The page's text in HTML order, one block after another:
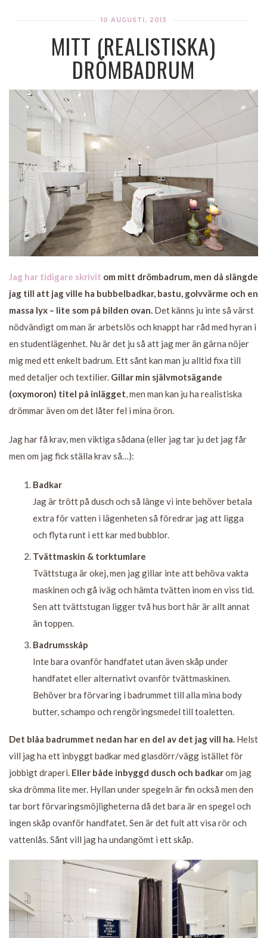
10 AUGUSTI, 2013
MITT (REALISTISKA)
DRÖMBADRUM
Jag har tidigare skrivit om mitt drömbadrum, men då slängde
jag till att jag ville ha bubbelbadkar, bastu, golvvärme och en
massa lyx – lite som på bilden ovan. Det känns ju inte så värst
nödvändigt om man är arbetslös och knappt har råd med hyran i
en studentlägenhet. Nu är det ju så att jag mer än gärna nöjer
mig med ett enkelt badrum. Ett sånt kan man ju alltid fixa till
med detaljer och textilier. Gillar min självmotsägande
(oxymoron) titel på inlägget , men man kan ju ha realistiska
drömmar även om det låter fel i mina öron.
Jag har få krav, men viktiga sådana (eller jag tar ju det jag får
men om jag fick ställa krav så…):
Badkar
Jag är trött på dusch och så länge vi inte behöver betala
extra för vatten i lägenheten så föredrar jag att ligga
och flyta runt i ett kar med bubblor.
Tvättmaskin & torktumlare
Tvättstuga är okej, men jag gillar inte att behöva vakta
maskinen och gå iväg och hämta tvätten inom en viss tid.
Sen att tvättstugan ligger två hus bort här är allt annat
än toppen.
Badrumsskåp
Inte bara ovanför handfatet utan även skåp under
handfatet eller alternativt ovanför tvättmaskinen.
Behöver bra förvaring i badrummet till alla mina body
butter, schampo och rengöringsmedel till toaletten.
Det blåa badrummet nedan har en del av det jag vill ha. Helst
vill jag ha ett inbyggt badkar med glasdörr/vägg istället för
jobbigt draperi. Eller både inbyggd dusch och badkarom jag
ska drömma lite mer. Hyllan under spegeln är fin också men den
tar bort förvaringsmöjligheterna då det bara är en spegel och
ingen skåp ovanför handfatet. Sen är det fult att visa rör och
vattenlås. Sånt vill jag ha undangömt i ett skåp.